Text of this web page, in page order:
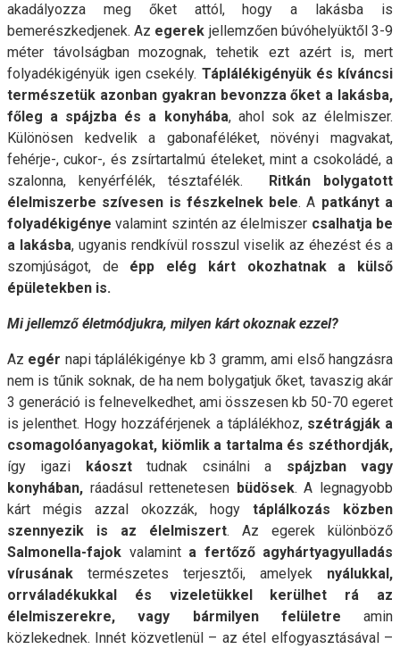
akadályozza meg őket attól, hogy a lakásba is
bemerészkedjenek. Az egerek jellemzően búvóhelyüktől 3-9
méter távolságban mozognak, tehetik ezt azért is, mert
folyadékigényük igen csekély. Táplálékigényük és kíváncsi
természetük azonban gyakran bevonzza őket a lakásba,
főleg a spájzba és a konyhába, ahol sok az élelmiszer.
Különösen kedvelik a gabonaféléket, növényi magvakat,
fehérje-, cukor-, és zsírtartalmú ételeket, mint a csokoládé, a
szalonna, kenyérfélék, tésztafélék. Ritkán bolygatott
élelmiszerbe szívesen is fészkelnek bele. A patkányt a
folyadékigénye valamint szintén az élelmiszer csalhatja be
a lakásba, ugyanis rendkívül rosszul viselik az éhezést és a
szomjúságot, de épp elég kárt okozhatnak a külső
épületekben is.
Mi jellemző életmódjukra, milyen kárt okoznak ezzel?
Az egér napi táplálékigénye kb 3 gramm, ami első hangzásra
nem is tűnik soknak, de ha nem bolygatjuk őket, tavaszig akár
3 generáció is felnevelkedhet, ami összesen kb 50-70 egeret
is jelenthet. Hogy hozzáférjenek a táplálékhoz, szétrágják a
csomagolóanyagokat, kiömlik a tartalma és széthordják,
így igazi káoszttudnak csinálni a spájzban vagy
konyhában, ráadásul rettenetesen büdösek. A legnagyobb
kárt mégis azzal okozzák, hogy táplálkozás közben
szennyezik is az élelmiszert. Az egerek különböző
Salmonella-fajok valaminta fertőző agyhártyagyulladás
vírusának természetes terjesztői, amelyek nyálukkal,
orrváladékukkal és vizeletükkel kerülhet rá az
élelmiszerekre, vagy bármilyen felületre amin
közlekednek. Innét közvetlenül – az étel elfogyasztásával –